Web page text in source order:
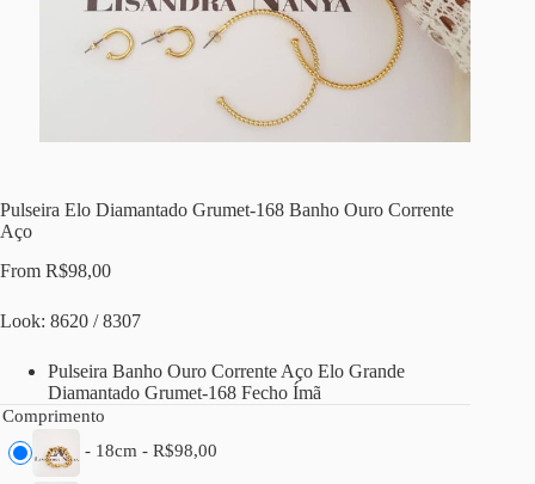
Pulseira Elo Diamantado Grumet-168 Banho Ouro Corrente
Aço
From R$98,00
Look: 8620 / 8307
Pulseira Banho Ouro Corrente Aço Elo Grande
Diamantado Grumet-168 Fecho Ímã
Comprimento
- 18cm - R$98,00